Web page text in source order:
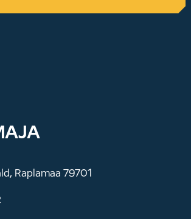
Raplamaa 79701